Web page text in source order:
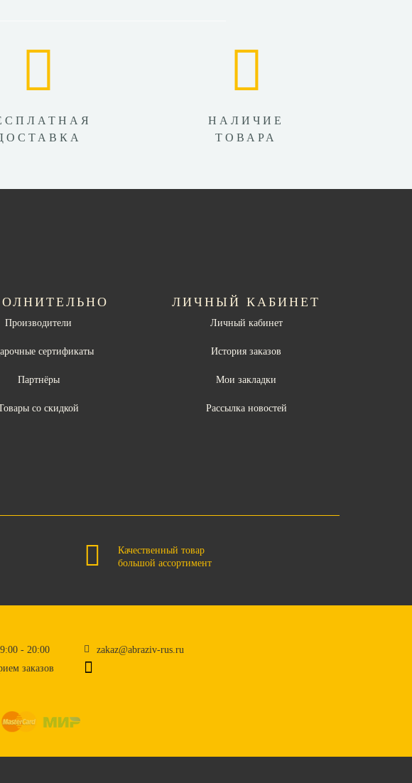
НАЛИЧИЕ
ТОВАРА
Производители
сертификаты
Партнёры
со скидкой
ЛИЧНЫЙ КАБИНЕТ
Личный кабинет
История заказов
Мои закладки
Рассылка новостей
Качественный товар
большой ассортимент
- 20:00
заказов
zakaz@abraziv-rus.ru